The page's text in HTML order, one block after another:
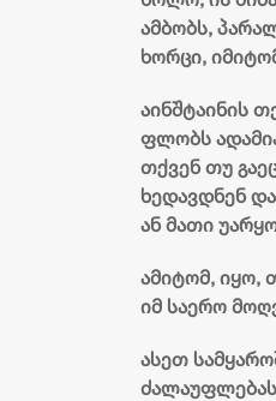
ამბობს,
ხორცი,
აინშტაინის
ფლობს
თქვენ თუ
ხედავდნენ
ან მათი
ამიტომ, იყო,
იმ საერო
ასეთ